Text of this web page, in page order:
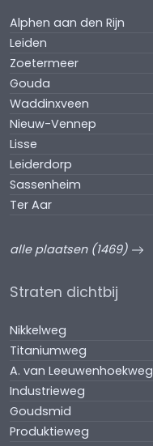
Alphen aan den Rijn
Leiden
Zoetermeer
Gouda
Waddinxveen
Nieuw-Vennep
Lisse
Leiderdorp
Sassenheim
Ter Aar
alle plaatsen (1469)
Straten dichtbij
Nikkelweg
Titaniumweg
A. van Leeuwenhoekweg
Industrieweg
Goudsmid
Produktieweg